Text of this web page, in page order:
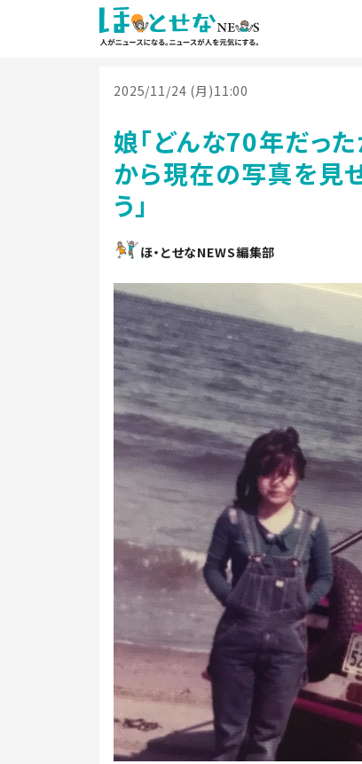
2025/11/24 (月)11:00
娘「どんな70年だっ
から現在の写真を見
う」
ほ・とせなNEWS編集部